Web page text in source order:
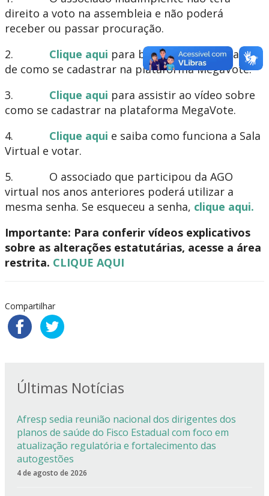
direito a voto na assembleia e não poderá
receber ou passar procuração.
2. Clique aqui para baixar o passo a passo
de como se cadastrar na plataforma MegaVote.
3. Clique aqui para assistir ao vídeo sobre
como se cadastrar na plataforma MegaVote.
4. Clique aqui e saiba como funciona a Sala
Virtual e votar.
5. O associado que participou da AGO
virtual nos anos anteriores poderá utilizar a
mesma senha. Se esqueceu a senha, clique aqui.
Importante: Para conferir vídeos explicativos
sobre as alterações estatutárias, acesse a área
restrita. CLIQUE AQUI
Compartilhar
Últimas Notícias
Afresp sedia reunião nacional dos dirigentes dos
planos de saúde do Fisco Estadual com foco em
atualização regulatória e fortalecimento das
autogestões
4 de agosto de 2026